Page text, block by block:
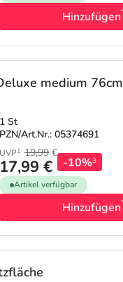
Hinzufügen
medium 76cm
1 St
PZN/Art.Nr.: 05374691
UVP1 19,99 €
17,99 € -10%3
Artikel verfügbar
Hinzufügen